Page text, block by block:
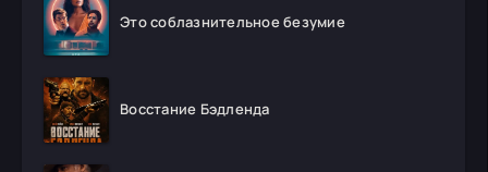
Это соблазнительное безумие
Восстание Бэдленда